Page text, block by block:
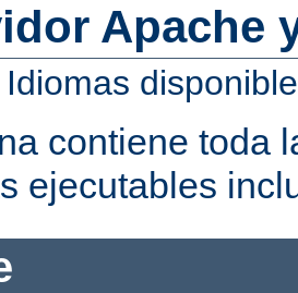
Apache
Idiomas
contiene toda
ejecutables